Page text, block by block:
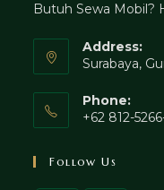
Butuh Sewa Mobil?
Address:
Surabaya,
Phone:
+62 812-
Follow Us